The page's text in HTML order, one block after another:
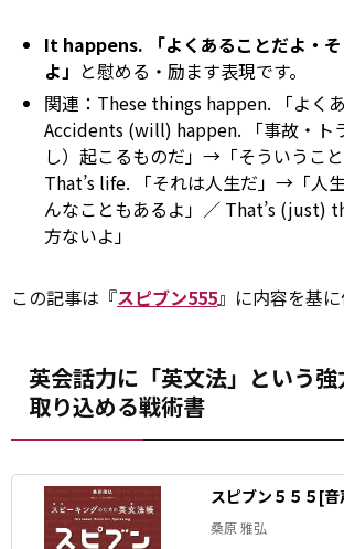
It happens. 「よくあることだよ・
よ」 と慰める・励ます表現です。
関連：These things happen. 「よく
Accidents (will) happen. 「事故・ト
し）起こるものだ」→「そういうこ
That’s life. 「それは人生だ」→「人
んなこともあるよ」／ That’s (just)
方ないよ」
この記事は『スピブン555』に内容を基に
英会話力に「英文法」という
取り込める戦術書
スピブン５５５[
桑原 雅弘